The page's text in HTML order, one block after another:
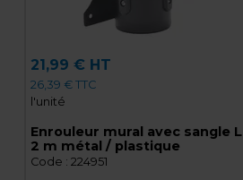
21,99 € HT
26,39 € TTC
l'unité
Enrouleur mural avec sangle L
2 m métal / plastique
Code : 224951